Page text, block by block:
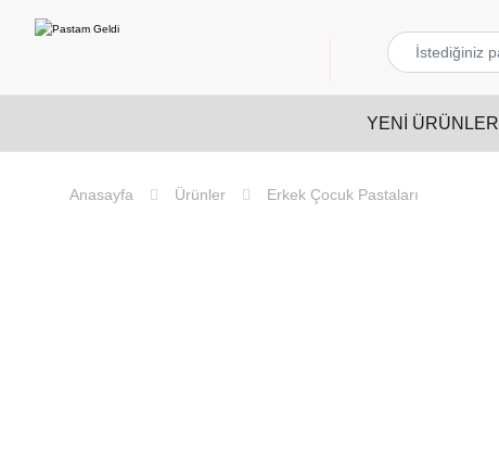
YENI ÜRÜNLER
Ürünler Erkek Çocuk Pastaları